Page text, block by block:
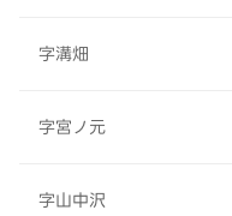
字溝畑
字宮ノ元
字山中沢